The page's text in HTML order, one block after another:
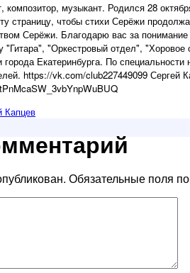
композитор, музыкант. Родился 28
страницу, чтобы стихи Серёжи
Серёжи. Благодарю вас за
"Оркестровый отдел", "Хоровое
Екатеринбурга. По
https://vk.com/club227449099 Сергей
Капцев
Обязательные поля